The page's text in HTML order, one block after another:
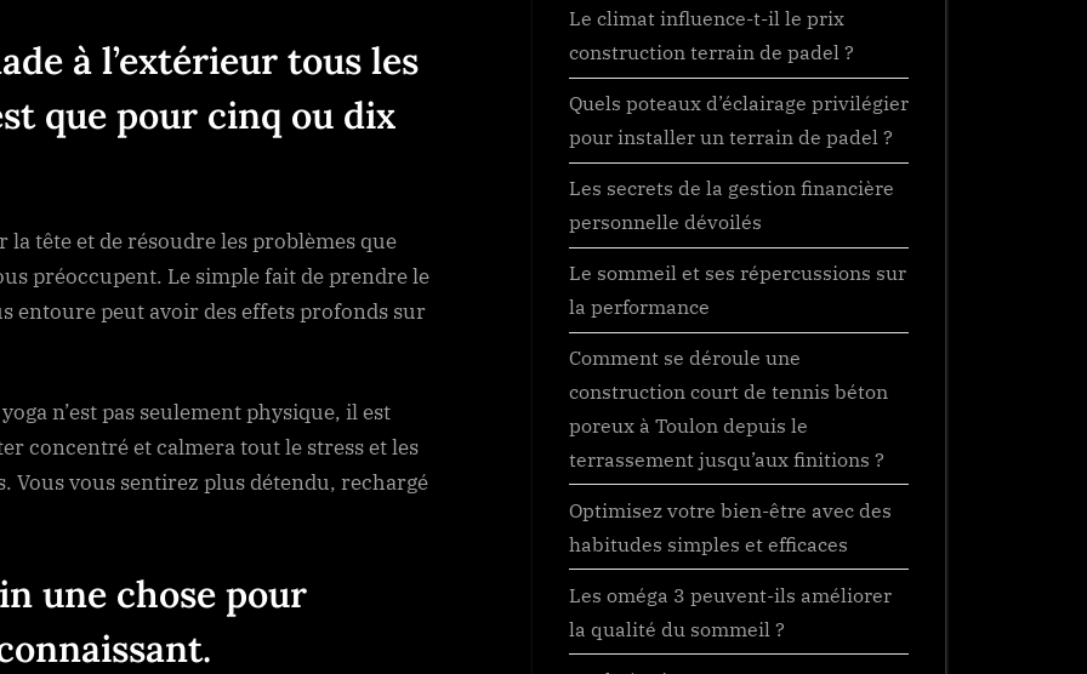
à l’extérieur tous les
que pour cinq ou dix
la tête et de résoudre les problèmes que
préoccupent. Le simple fait de prendre le
entoure peut avoir des effets profonds sur
n’est pas seulement physique, il est
concentré et calmera tout le stress et les
Vous vous sentirez plus détendu, rechargé
une chose pour
Le climat influence-t-il le prix
construction terrain de padel ?
Quels poteaux d’éclairage privilégier
pour installer un terrain de padel ?
Les secrets de la gestion financière
personnelle dévoilés
Le sommeil et ses répercussions sur
la performance
Comment se déroule une
construction court de tennis béton
poreux à Toulon depuis le
terrassement jusqu’aux finitions ?
Optimisez votre bien-être avec des
habitudes simples et efficaces
Les oméga 3 peuvent-ils améliorer
la qualité du sommeil ?